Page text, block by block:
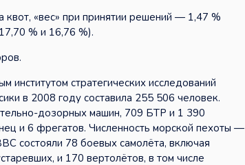
«вес» при принятии решений — 1,47 %
% и 16,76 %).
стратегических исследований
в 2008 году составила 255 506 человек.
дозорных машин, 709 БТР и 1 390
и 6 фрегатов. Численность морской пехоты —
состояли 78 боевых самолёта, включая
и 170 вертолётов, в том числе